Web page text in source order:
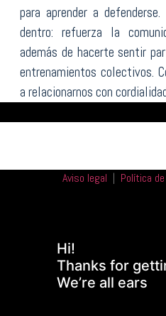
para aprender a
dentro: refuerza la
además de hacerte sentir
entrenamientos colectivos.
a relacionarnos con
Aviso legal | Política
Hi!
Thanks for
We’re all ears